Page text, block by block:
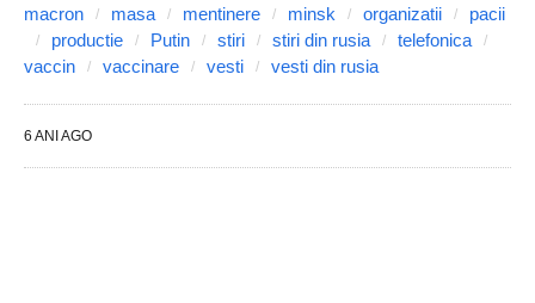
macron
masa mentinere minsk organizatii
pacii
productie
Putin stiri stiri din rusia
telefonica
vaccin
vaccinare vesti vesti din rusia
6 ANI AGO